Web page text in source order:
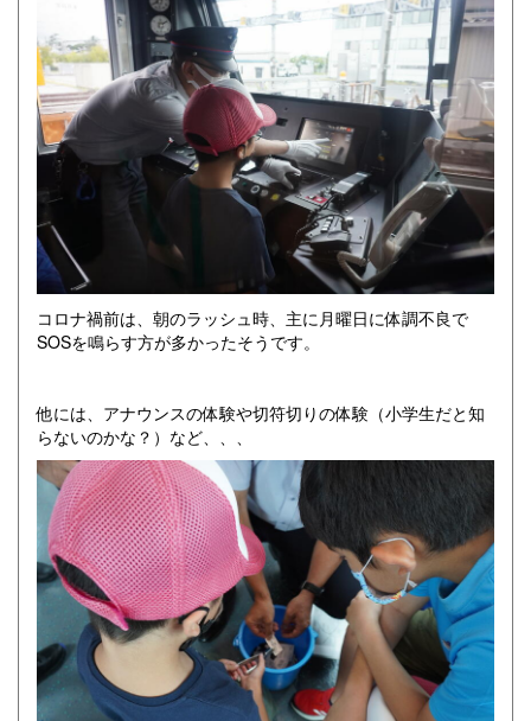
コロナ禍前は、朝のラッシュ時、主に月曜日に体調不良で
SOSを鳴らす方が多かったそうです。
他には、アナウンスの体験や切符切りの体験（小学生だと知
らないのかな？）など、、、